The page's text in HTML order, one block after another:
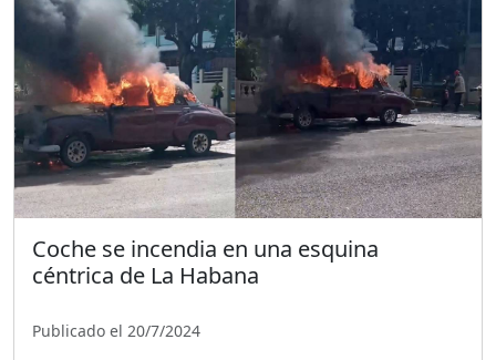
Coche se incendia en una esquina
céntrica de La Habana
Publicado el 20/7/2024